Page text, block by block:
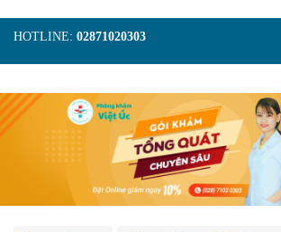
HOTLINE: 02871020303
TRANG CHỦ
GIỚI
TIN TỨC
DỊCH VỤ
HÌNH ẢNH
LIÊN
ĐẶT LỊCH KHÁM